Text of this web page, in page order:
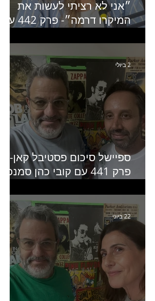
״אני לא רציתי לעשות את
המיקרו דרמה״- פרק 442 עם
של יד2
ספיישל סיכום פסטיבל קאן-
פרק 441 עם קובי כהן
2 ביולי
22 ביוני